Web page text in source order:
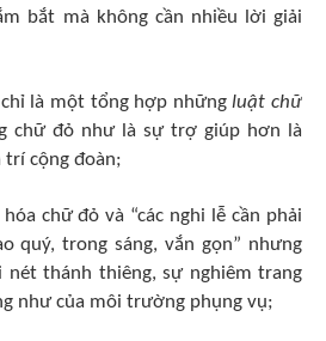
bắt mà không cần nhiều lời giải
là một tổng hợp nhữngluật chữ
chữ đỏ như là sự trợ giúp hơn là
trí cộng đoàn;
chữ đỏ và “các nghi lễ cần phải
quý, trong sáng, vắn gọn” nhưng
thánh thiêng, sự nghiêm trang
như của môi trường phụng vụ;